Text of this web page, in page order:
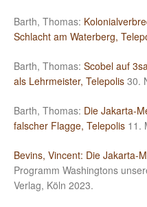
Barth, Thomas:
Schlacht am Waterberg,
Barth, Thomas: Scobel auf
als Lehrmeister, Telepolis 30.
Barth, Thomas: Die Jakarta-
falscher Flagge, Telepolis 11.
Bevins, Vincent: Die Jakarta-
Programm Washingtons
Verlag, Köln 2023.